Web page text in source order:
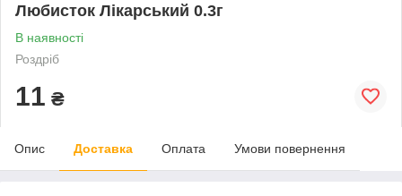
Любисток Лікарський 0.3г
В наявності
Роздріб
11 ₴
Опис Доставка Оплата Умови повернення